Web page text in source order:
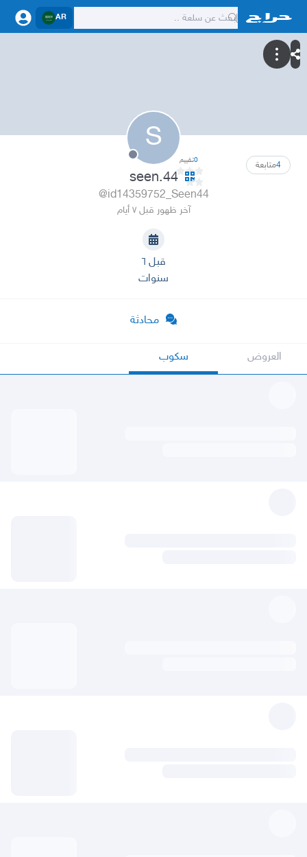
AR
S
4متابعة 0تقييم
seen.44
@id14359752_Seen44
آخر ظهور قبل ٧ أيام
قبل ٦
سنوات
محادثة
العروض سكوب